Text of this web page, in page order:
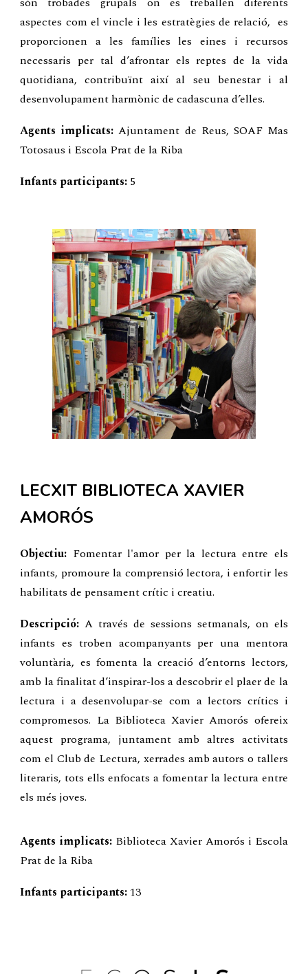
aspectes com el vincle i les estratègies de relació, es
proporcionen a les famílies les eines i recursos
necessaris per tal d’afrontar els reptes de la vida
quotidiana, contribuïnt així al seu benestar i al
desenvolupament harmònic de cadascuna d’elles.
Agents implicats: Ajuntament de Reus, SOAF Mas
Totosaus i Escola Prat de la Riba
Infants participants: 5
LECXIT BIBLIOTECA XAVIER
AMORÓS
Objectiu: Fomentar l'amor per la lectura entre els
infants, promoure la comprensió lectora, i enfortir les
habilitats de pensament crític i creatiu.
Descripció:A través de sessions setmanals, on els
infants es troben acompanyants per una mentora
voluntària, es fomenta la creació d’entorns lectors,
amb la finalitat d’inspirar-los a descobrir el plaer de la
lectura i a desenvolupar-se com a lectors crítics i
compromesos. La Biblioteca Xavier Amorós ofereix
aquest programa, juntament amb altres activitats
com el Club de Lectura, xerrades amb autors o tallers
literaris, tots ells enfocats a fomentar la lectura entre
els més joves.
Agents implicats: Biblioteca Xavier Amorós i Escola
Prat de la Riba
Infants participants:13